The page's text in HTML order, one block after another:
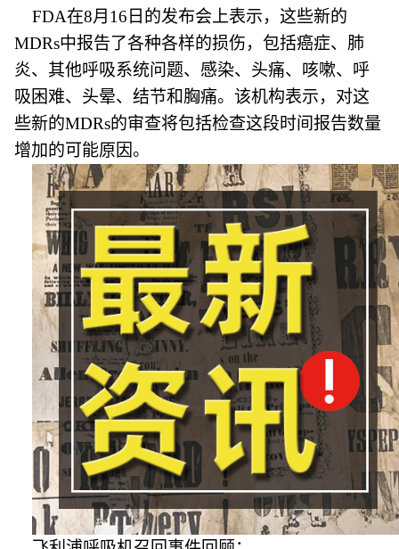
FDA在8月16日的发布会上表示，这些新的
MDRs中报告了各种各样的损伤，包括癌症、肺
炎、其他呼吸系统问题、感染、头痛、咳嗽、呼
吸困难、头晕、结节和胸痛。该机构表示，对这
些新的MDRs的审查将包括检查这段时间报告数量
增加的可能原因。